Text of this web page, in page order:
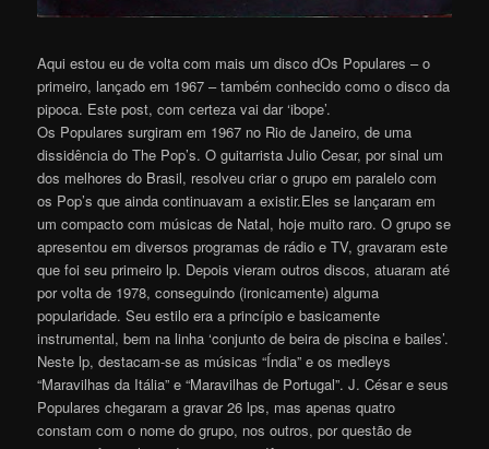
Aqui estou eu de volta com mais um disco dOs Populares – o
primeiro, lançado em 1967 – também conhecido como o disco da
pipoca. Este post, com certeza vai dar ‘ibope’.
Os Populares surgiram em 1967 no Rio de Janeiro, de uma
dissidência do The Pop’s. O guitarrista Julio Cesar, por sinal um
dos melhores do Brasil, resolveu criar o grupo em paralelo com
os Pop’s que ainda continuavam a existir.Eles se lançaram em
um compacto com músicas de Natal, hoje muito raro. O grupo se
apresentou em diversos programas de rádio e TV, gravaram este
que foi seu primeiro lp. Depois vieram outros discos, atuaram até
por volta de 1978, conseguindo (ironicamente) alguma
popularidade. Seu estilo era a princípio e basicamente
instrumental, bem na linha ‘conjunto de beira de piscina e bailes’.
Neste lp, destacam-se as músicas “Índia” e os medleys
“Maravilhas da Itália” e “Maravilhas de Portugal”. J. César e seus
Populares chegaram a gravar 26 lps, mas apenas quatro
constam com o nome do grupo, nos outros, por questão de